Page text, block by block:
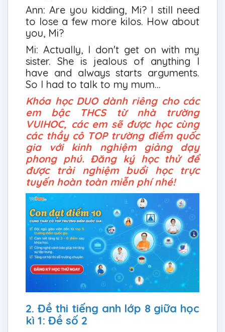
Ann: Are you kidding, Mi? I still need
to lose a few more kilos. How about
you, Mi?
Mi: Actually, I don't get on with my
sister. She is jealous of anything I
have and always starts arguments.
So I had to talk to my mum...
Khóa học DUO dành riêng cho các
em bậc THCS từ nhà trường
VUIHOC, các em sẽ được học cùng
các thầy cô TOP trường điểm quốc
gia với kinh nghiệm giảng dạy
phong phú. Đăng ký học thử để
được trải nghiệm buổi học trực
tuyến hoàn toàn miễn phí nhé!
2. Đề thi tiếng anh lớp 8 giữa học
kì 1: Đề số 2